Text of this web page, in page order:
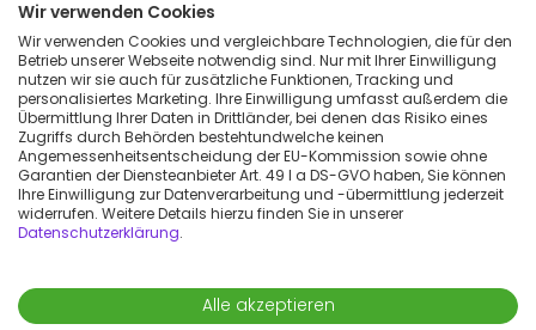
apple
Wir verwenden Cookies
Wir verwenden Cookies und vergleichbare Technologien, die für den
Betrieb unserer Webseite notwendig sind. Nur mit Ihrer Einwilligung
nutzen wir sie auch für zusätzliche Funktionen, Tracking und
personalisiertes Marketing. Ihre Einwilligung umfasst außerdem die
Übermittlung Ihrer Daten in Drittländer, bei denen das Risiko eines
Zugriffs durch Behörden bestehtundwelche keinen
Angemessenheitsentscheidung der EU-Kommission sowie ohne
Garantien der Diensteanbieter Art. 49 I a DS-GVO haben, Sie können
Ihre Einwilligung zur Datenverarbeitung und -übermittlung jederzeit
widerrufen. Weitere Details hierzu finden Sie in unserer
Datenschutzerklärung.
Alle akzeptieren